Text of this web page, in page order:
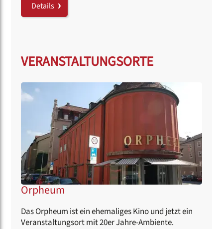
Details
VERANSTALTUNGSORTE
Orpheum
Das Orpheum ist ein ehemaliges Kino und jetzt ein
Veranstaltungsort mit 20er Jahre-Ambiente.